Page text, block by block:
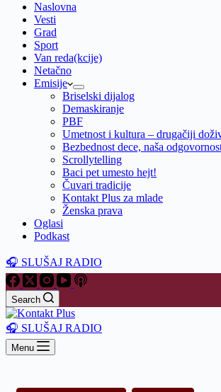
Naslovna
Vesti
Grad
Sport
Van reda(kcije)
Netačno
Emisije
Briselski dijalog
Demaskiranje
PBF
Umetnost i kultura – drugačiji
Bezbednost dece, naša
Scrollytelling
Baci pet umesto hejt!
Čuvari tradicije
Kontakt Plus za mlade
Ženska prava
Oglasi
Podkast
🎧 SLUŠAJ RADIO
Search
🎧 SLUŠAJ RADIO
Menu